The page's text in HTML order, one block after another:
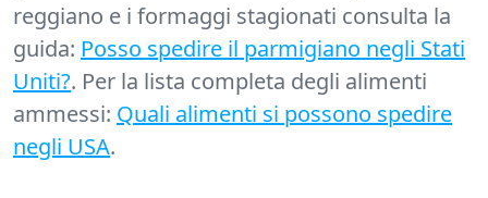
reggiano e i formaggi stagionati consulta la
guida: Posso spedire il parmigiano negli Stati
Uniti?. Per la lista completa degli alimenti
ammessi: Quali alimenti si possono spedire
negli USA.